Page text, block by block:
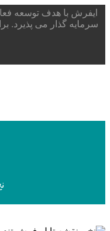
ایفرش با هدف توسعه
سرمایه گذار می پذیرد.